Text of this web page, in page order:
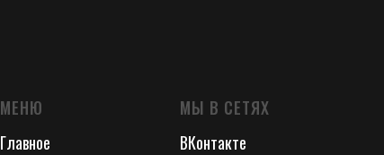
МЕНЮ
Главное
МЫ В СЕТЯХ
ВКонтакте